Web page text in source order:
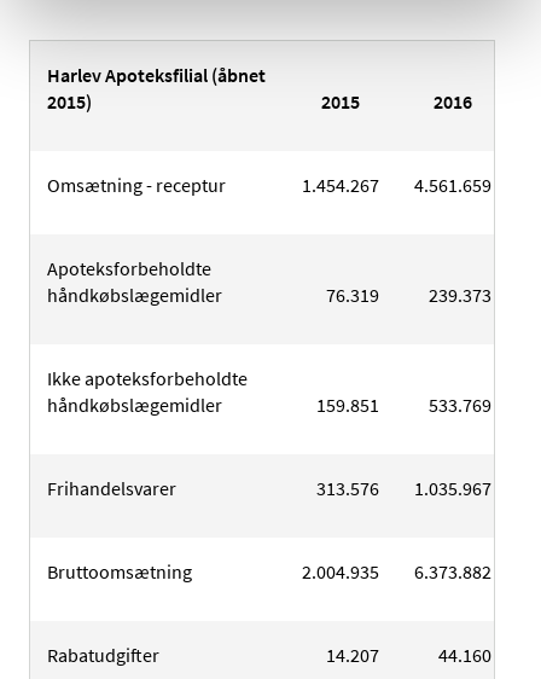
Harlev Apoteksfilial (åbnet
2015)
2015 2016
Omsætning - receptur 1.454.267 4.561.659
Apoteksforbeholdte
håndkøbslægemidler
76.319 239.373
Ikke apoteksforbeholdte
håndkøbslægemidler
159.851 533.769
Frihandelsvarer 313.576 1.035.967
Bruttoomsætning 2.004.935 6.373.882
Rabatudgifter 14.207 44.160